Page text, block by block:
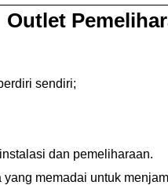
Outlet
sendiri;
dan pemeliharaan.
memadai untuk